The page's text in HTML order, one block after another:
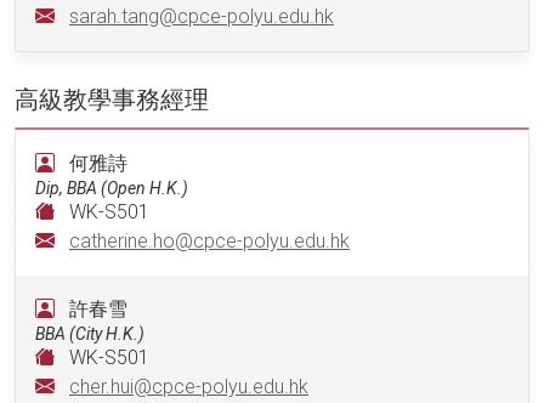
sarah.tang@cpce-polyu.edu.hk
高級教學事務經理
何雅詩
Dip, BBA (Open H.K.)
WK-S501
catherine.ho@cpce-polyu.edu.hk
許春雪
BBA (City H.K.)
WK-S501
cher.hui@cpce-polyu.edu.hk